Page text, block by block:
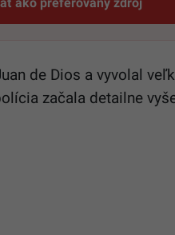
ako preferovaný zdroj
Startitup, odkaz sa
de Dios a vyvolal
začala detailne